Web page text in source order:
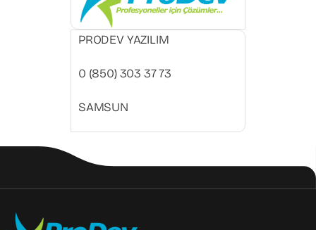
PRODEV YAZILIM
0 (850) 303 37 73
SAMSUN